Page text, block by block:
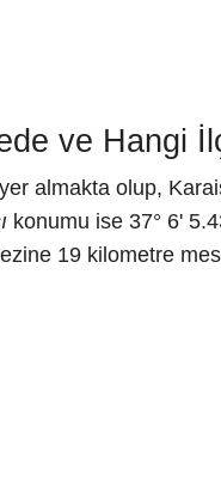
ve Hangi
almakta olup,
konumu ise 37° 6'
19 kilometre